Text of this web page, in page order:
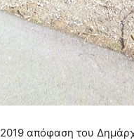
απόφαση του